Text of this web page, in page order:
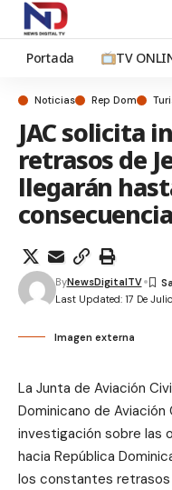
Portada TV
Noticias Rep Dom
JAC solicita
retrasos de
llegarán
Last Updated: 17 De
ByNewsDigitalTV
Imagen externa
La Junta de Aviación
Dominicano de Aviación
investigación sobre las
hacia República
los constantes